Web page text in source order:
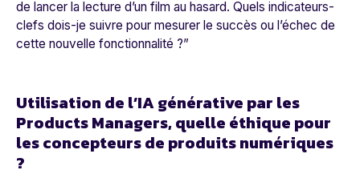
de lancer la lecture d’un film au hasard. Quels indicateurs-
clefs dois-je suivre pour mesurer le succès ou l’échec de
cette nouvelle fonctionnalité ?”
Utilisation de l’IA générative par les
Products Managers, quelle éthique pour
les concepteurs de produits numériques
?